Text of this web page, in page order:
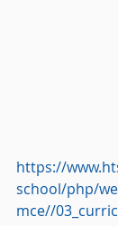
https://
school/php/
mce//